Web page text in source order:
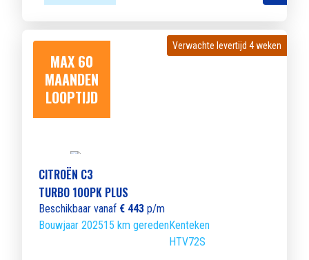
MAX 60
MAANDEN
LOOPTIJD
Verwachte levertijd 4 weken
Verwachte levertijd 4 weken
CITROËN C3
TURBO 100PK PLUS
Beschikbaar vanaf € 443 p/m
Bouwjaar 202515 km geredenKenteken
HTV72S